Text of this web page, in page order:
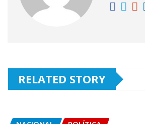
RELATED STORY